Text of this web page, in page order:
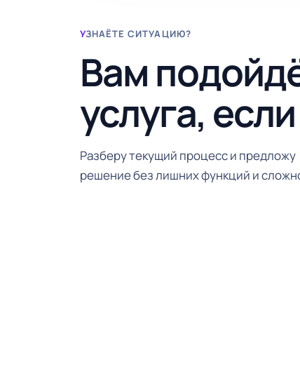
УЗНАЁТЕ СИТУАЦИЮ?
Вам
услуга, если
Разберу текущий процесс и предложу
решение без лишних функций и